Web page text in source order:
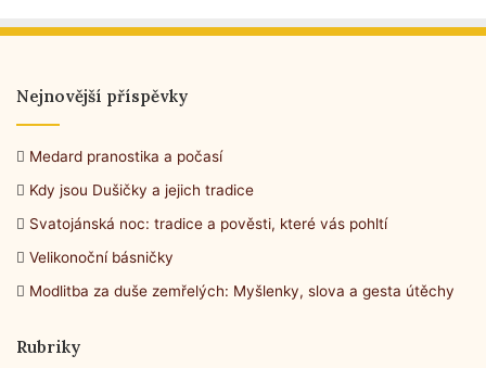
Nejnovější příspěvky
Medard pranostika a počasí
Kdy jsou Dušičky a jejich tradice
Svatojánská noc: tradice a pověsti, které vás pohltí
Velikonoční básničky
Modlitba za duše zemřelých: Myšlenky, slova a gesta útěchy
Rubriky